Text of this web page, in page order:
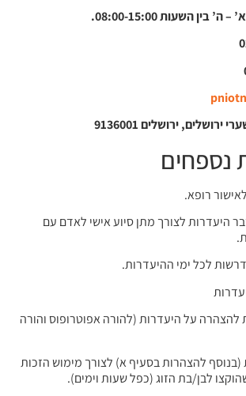
בין השעות 08:00-15:00.
רופא.
היעדרות לצורך מתן סיוע אישי לאדם עם
לכל ימי ההיעדרות.
להצהרה על היעדרות (להורה אפוטרופוס והורה
להצהרות בסעיף א) לצורך מימוש הזכות
לבן/בת הזוג (כפל שעות וימים).